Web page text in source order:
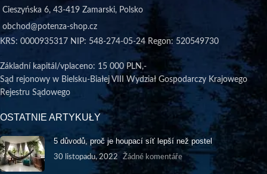
Cieszyńska 6, 43-419 Zamarski, Polsko
obchod@potenza-shop.cz
KRS: 0000935317 NIP: 548-274-05-24 Regon: 520549730
Základní kapitál/vplaceno: 15 000 PLN,-
Sąd rejonowy w Bielsku-Białej VIII Wydział Gospodarczy Krajowego
Rejestru Sądowego
OSTATNIE ARTYKUŁY
5 důvodů, proč je houpací síť lepší než postel
30 listopadu, 2022 Žádné komentáře